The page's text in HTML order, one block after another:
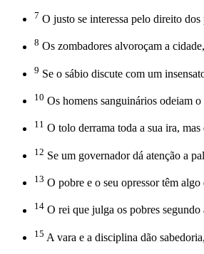
7 O justo se interessa pelo direito
8 Os zombadores alvoroçam a
9 Se o sábio discute com um
10 Os homens sanguinários odeiam
11 O tolo derrama toda a sua ira,
12 Se um governador dá atenção a
13 O pobre e o seu opressor têm
14 O rei que julga os pobres
15 A vara e a disciplina dão